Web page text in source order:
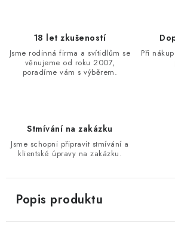
18 let zkušeností
Jsme rodinná firma a svítidlům se
věnujeme od roku 2007,
poradíme vám s výběrem.
Při
Stmívání na zakázku
Jsme schopni připravit stmívání a
klientské úpravy na zakázku.
Popis produktu